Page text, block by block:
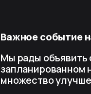
Важное событие
Мы рады объявить
запланированном
множество